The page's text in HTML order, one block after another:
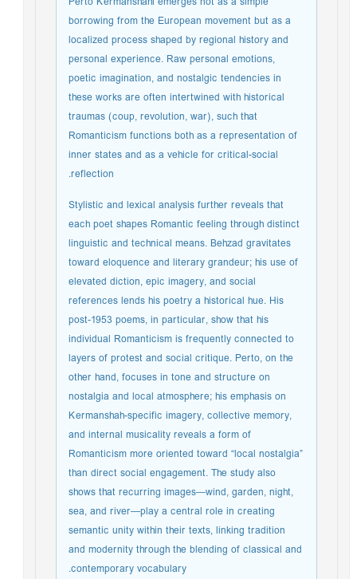
borrowing from the European movement but as a
localized process shaped by regional history and
personal experience. Raw personal emotions,
poetic imagination, and nostalgic tendencies in
these works are often intertwined with historical
traumas (coup, revolution, war), such that
Romanticism functions both as a representation of
inner states and as a vehicle for critical-social
reflection.
Stylistic and lexical analysis further reveals that
each poet shapes Romantic feeling through distinct
linguistic and technical means. Behzad gravitates
toward eloquence and literary grandeur; his use of
elevated diction, epic imagery, and social
references lends his poetry a historical hue. His
post-1953 poems, in particular, show that his
individual Romanticism is frequently connected to
layers of protest and social critique. Perto, on the
other hand, focuses in tone and structure on
nostalgia and local atmosphere; his emphasis on
Kermanshah-specific imagery, collective memory,
and internal musicality reveals a form of
Romanticism more oriented toward “local nostalgia”
than direct social engagement. The study also
shows that recurring images—wind, garden, night,
sea, and river—play a central role in creating
semantic unity within their texts, linking tradition
and modernity through the blending of classical and
contemporary vocabulary.